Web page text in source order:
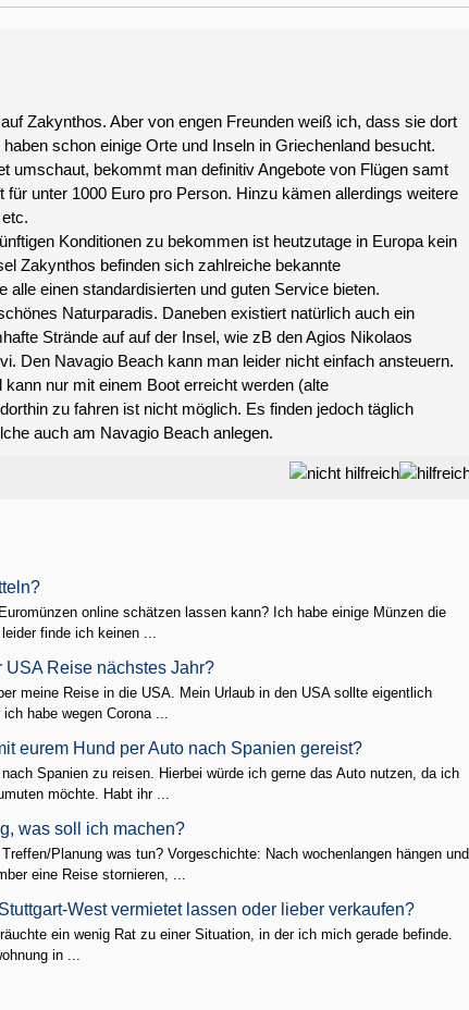
Zakynthos. Aber von engen Freunden weiß ich, dass sie dort
schon einige Orte und Inseln in Griechenland besucht.
umschaut, bekommt man definitiv Angebote von Flügen samt
für unter 1000 Euro pro Person. Hinzu kämen allerdings weitere
Konditionen zu bekommen ist heutzutage in Europa kein
Zakynthos befinden sich zahlreiche bekannte
alle einen standardisierten und guten Service bieten.
Naturparadis. Daneben existiert natürlich auch ein
Strände auf auf der Insel, wie zB den Agios Nikolaos
Den Navagio Beach kann man leider nicht einfach ansteuern.
kann nur mit einem Boot erreicht werden (alte
zu fahren ist nicht möglich. Es finden jedoch täglich
auch am Navagio Beach anlegen.
online schätzen lassen kann? Ich habe einige Münzen die
finde ich keinen ...
USA Reise nächstes Jahr?
meine Reise in die USA. Mein Urlaub in den USA sollte eigentlich
habe wegen Corona ...
eurem Hund per Auto nach Spanien gereist?
Spanien zu reisen. Hierbei würde ich gerne das Auto nutzen, da ich
möchte. Habt ihr ...
was soll ich machen?
Planung was tun? Vorgeschichte: Nach wochenlangen hängen und
eine Reise stornieren, ...
West vermietet lassen oder lieber verkaufen?
ein wenig Rat zu einer Situation, in der ich mich gerade befinde.
in ...